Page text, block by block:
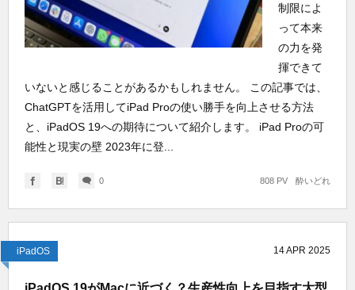
制限によ
って本来
の力を発
揮できて
いないと感じることがあるかもしれません。 この記事では、
ChatGPTを活用してiPad Proの使い勝手を向上させる方法
と、iPadOS 19への期待について紹介します。 iPad Proの可
能性と現実の壁 2023年に登...
0 酔いどれ
808 PV
iPadOS 14APR 2025